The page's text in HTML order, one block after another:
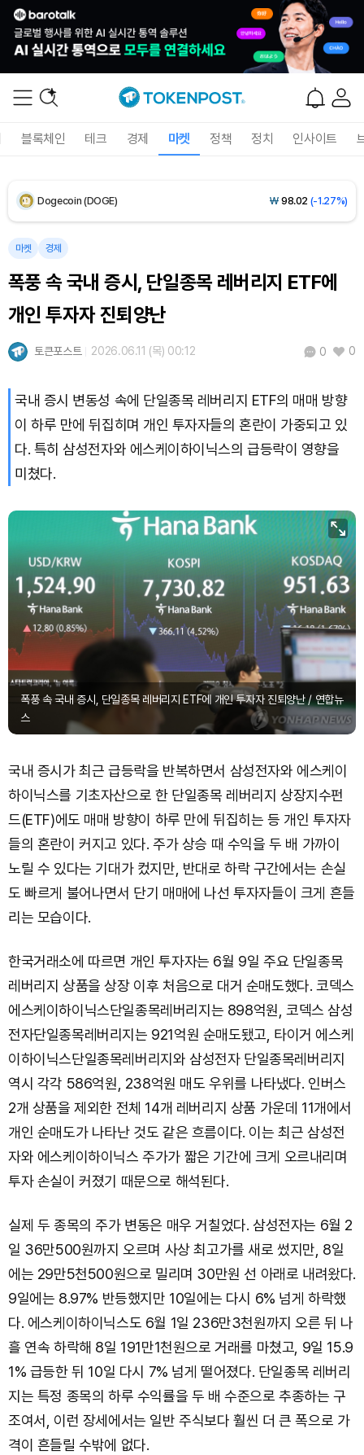
블록체인 테크 경제 마켓 정책 정치 인사이트
XRP (XRP) ₩1,486(-1.47%)
Dogecoin (DOGE) ₩ 98.02 (-1.27%)
Bitcoin (BTC)
마켓 경제
폭풍 속 국내 증시, 단일종목 레버리지 ETF에
개인 투자자 진퇴양난
토큰포스트 2026.06.11 (목) 00:12 0 0
국내 증시 변동성 속에 단일종목 레버리지 ETF의 매매 방향
이 하루 만에 뒤집히며 개인 투자자들의 혼란이 가중되고 있
다. 특히 삼성전자와 에스케이하이닉스의 급등락이 영향을
미쳤다.
폭풍 속 국내 증시, 단일종목 레버리지 ETF에 개인 투자자 진퇴양난 / 연합뉴
스
국내 증시가 최근 급등락을 반복하면서 삼성전자와 에스케이
하이닉스를 기초자산으로 한 단일종목 레버리지 상장지수펀
드(ETF)에도 매매 방향이 하루 만에 뒤집히는 등 개인 투자자
들의 혼란이 커지고 있다. 주가 상승 때 수익을 두 배 가까이
노릴 수 있다는 기대가 컸지만, 반대로 하락 구간에서는 손실
도 빠르게 불어나면서 단기 매매에 나선 투자자들이 크게 흔들
리는 모습이다.
한국거래소에 따르면 개인 투자자는 6월 9일 주요 단일종목
레버리지 상품을 상장 이후 처음으로 대거 순매도했다. 코덱스
에스케이하이닉스단일종목레버리지는 898억원, 코덱스 삼성
전자단일종목레버리지는 921억원 순매도됐고, 타이거 에스케
이하이닉스단일종목레버리지와 삼성전자 단일종목레버리지
역시 각각 586억원, 238억원 매도 우위를 나타냈다. 인버스
2개 상품을 제외한 전체 14개 레버리지 상품 가운데 11개에서
개인 순매도가 나타난 것도 같은 흐름이다. 이는 최근 삼성전
자와 에스케이하이닉스 주가가 짧은 기간에 크게 오르내리며
투자 손실이 커졌기 때문으로 해석된다.
실제 두 종목의 주가 변동은 매우 거칠었다. 삼성전자는 6월 2
일 36만500원까지 오르며 사상 최고가를 새로 썼지만, 8일
에는 29만5천500원으로 밀리며 30만원 선 아래로 내려왔다.
9일에는 8.97% 반등했지만 10일에는 다시 6% 넘게 하락했
다. 에스케이하이닉스도 6월 1일 236만3천원까지 오른 뒤 나
흘 연속 하락해 8일 191만1천원으로 거래를 마쳤고, 9일 15.9
1% 급등한 뒤 10일 다시 7% 넘게 떨어졌다. 단일종목 레버리
지는 특정 종목의 하루 수익률을 두 배 수준으로 추종하는 구
조여서, 이런 장세에서는 일반 주식보다 훨씬 더 큰 폭으로 가
격이 흔들릴 수밖에 없다.